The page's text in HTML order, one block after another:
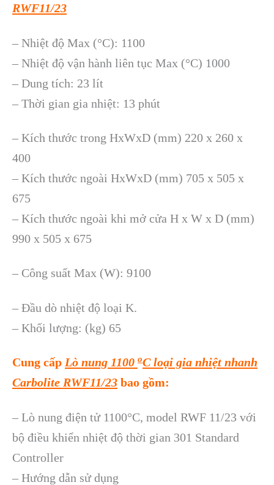
RWF11/23
– Nhiệt độ Max (°C): 1100
– Nhiệt độ vận hành liên tục Max (°C) 1000
– Dung tích: 23 lít
– Thời gian gia nhiệt: 13 phút
– Kích thước trong HxWxD (mm) 220 x 260 x
400
– Kích thước ngoài HxWxD (mm) 705 x 505 x
675
– Kích thước ngoài khi mở cửa H x W x D (mm)
990 x 505 x 675
– Công suất Max (W): 9100
– Đầu dò nhiệt độ loại K.
– Khối lượng: (kg) 65
Cung cấp Lò nung 1100 oC loại gia nhiệt nhanh
Carbolite RWF11/23 bao gồm:
– Lò nung điện tử 1100°C, model RWF 11/23 với
bộ điều khiển nhiệt độ thời gian 301 Standard
Controller
– Hướng dẫn sử dụng